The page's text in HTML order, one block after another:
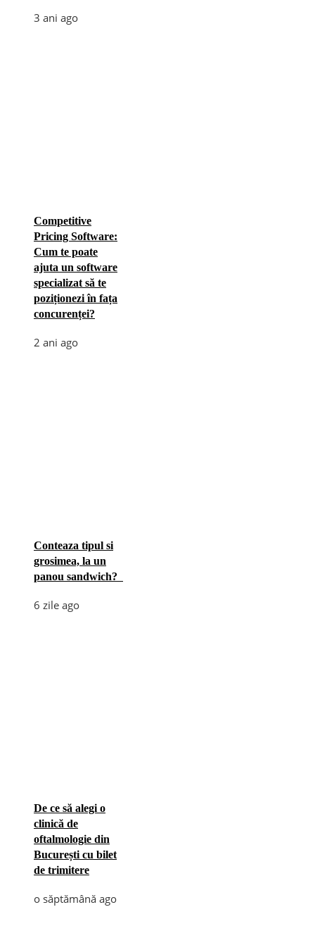
3 ani ago
Competitive
Pricing Software:
Cum te poate
ajuta un software
specializat să te
poziționezi în fața
concurenței?
2 ani ago
Conteaza tipul si
grosimea, la un
panou sandwich?
6 zile ago
De ce să alegi o
clinică de
oftalmologie din
București cu bilet
de trimitere
o săptămână ago